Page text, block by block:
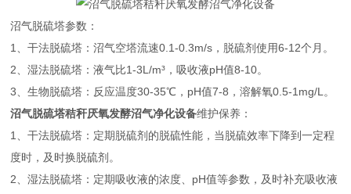
沼气脱硫塔参数：
1、干法脱硫塔：沼气空塔流速0.1-0.3m/s，脱硫剂使用6-12个月。
2、湿法脱硫塔：液气比1-3L/m³，吸收液pH值8-10。
3、生物脱硫塔：反应温度30-35℃，pH值7-8，溶解氧0.5-1mg/L。
沼气脱硫塔秸秆厌氧发酵沼气净化设备维护保养：
1、干法脱硫塔：定期脱硫剂的脱硫性能，当脱硫效率下降到一定程
度时，及时换脱硫剂。
2、湿法脱硫塔：定期吸收液的浓度、pH值等参数，及时补充吸收液